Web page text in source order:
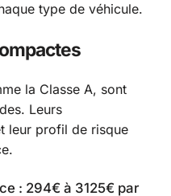
type de véhicule.
la Classe A, sont
Leurs
leur profil de risque
: 294€ à 3125€ par